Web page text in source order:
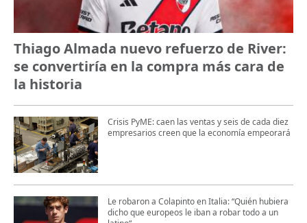
Thiago Almada nuevo refuerzo de River:
se convertiría en la compra más cara de
la historia
Crisis PyME: caen las ventas y seis de cada diez
empresarios creen que la economía empeorará
Le robaron a Colapinto en Italia: “Quién hubiera
dicho que europeos le iban a robar todo a un